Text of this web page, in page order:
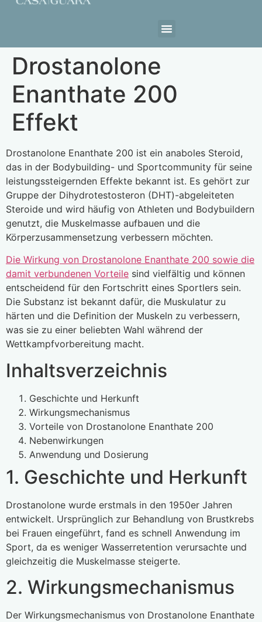
Drostanolone
Enanthate 200
Effekt
Drostanolone Enanthate 200 ist ein anaboles Steroid,
das in der Bodybuilding- und Sportcommunity für seine
leistungssteigernden Effekte bekannt ist. Es gehört zur
Gruppe der Dihydrotestosteron (DHT)-abgeleiteten
Steroide und wird häufig von Athleten und Bodybuildern
genutzt, die Muskelmasse aufbauen und die
Körperzusammensetzung verbessern möchten.
Die Wirkung von Drostanolone Enanthate 200 sowie die
damit verbundenen Vorteile sind vielfältig und können
entscheidend für den Fortschritt eines Sportlers sein.
Die Substanz ist bekannt dafür, die Muskulatur zu
härten und die Definition der Muskeln zu verbessern,
was sie zu einer beliebten Wahl während der
Wettkampfvorbereitung macht.
Inhaltsverzeichnis
Geschichte und Herkunft
Wirkungsmechanismus
Vorteile von Drostanolone Enanthate 200
Nebenwirkungen
Anwendung und Dosierung
1. Geschichte und Herkunft
Drostanolone wurde erstmals in den 1950er Jahren
entwickelt. Ursprünglich zur Behandlung von Brustkrebs
bei Frauen eingeführt, fand es schnell Anwendung im
Sport, da es weniger Wasserretention verursachte und
gleichzeitig die Muskelmasse steigerte.
2. Wirkungsmechanismus
Der Wirkungsmechanismus von Drostanolone Enanthate